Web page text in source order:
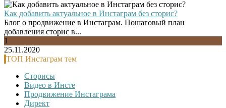
Как добавить актуальное в Инстаграм без сторис?
Блог о продвижение в Инстаграм. Пошаговый план
добавления сторис в...
1
25.11.2020
ТОП Инстаграм тем
Сторисы
Видео в Инсте
Продвижение Инстаграма
Директ